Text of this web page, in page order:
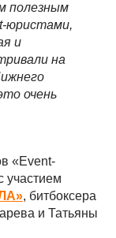
полезным
юристами,
и
на
очень
«Event-
участием
, битбоксера
и Татьяны